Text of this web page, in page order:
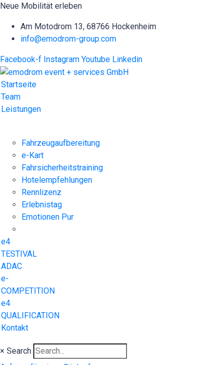
Neue Mobilität erleben
Am Motodrom 13, 68766 Hockenheim
info@emodrom-group.com
Facebook-f Instagram Youtube Linkedin
Startseite
Team
Leistungen
Fahrzeugaufbereitung
e-Kart
Fahrsicherheitstraining
Hotelempfehlungen
Rennlizenz
Erlebnistag
Emotionen Pur
e4
TESTIVAL
ADAC
e-
COMPETITION
e4
QUALIFICATION
Kontakt
× Search